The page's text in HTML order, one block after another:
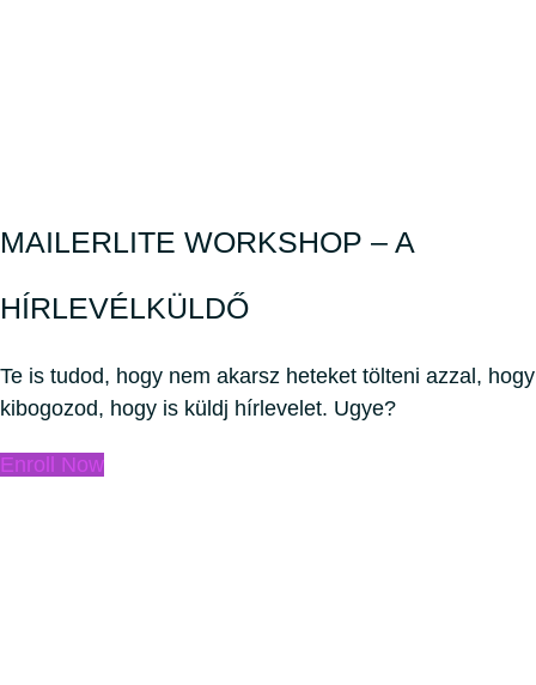
MAILERLITE WORKSHOP – A
HÍRLEVÉLKÜLDŐ
Te is tudod, hogy nem akarsz heteket tölteni azzal, hogy
kibogozod, hogy is küldj hírlevelet. Ugye?
Enroll Now